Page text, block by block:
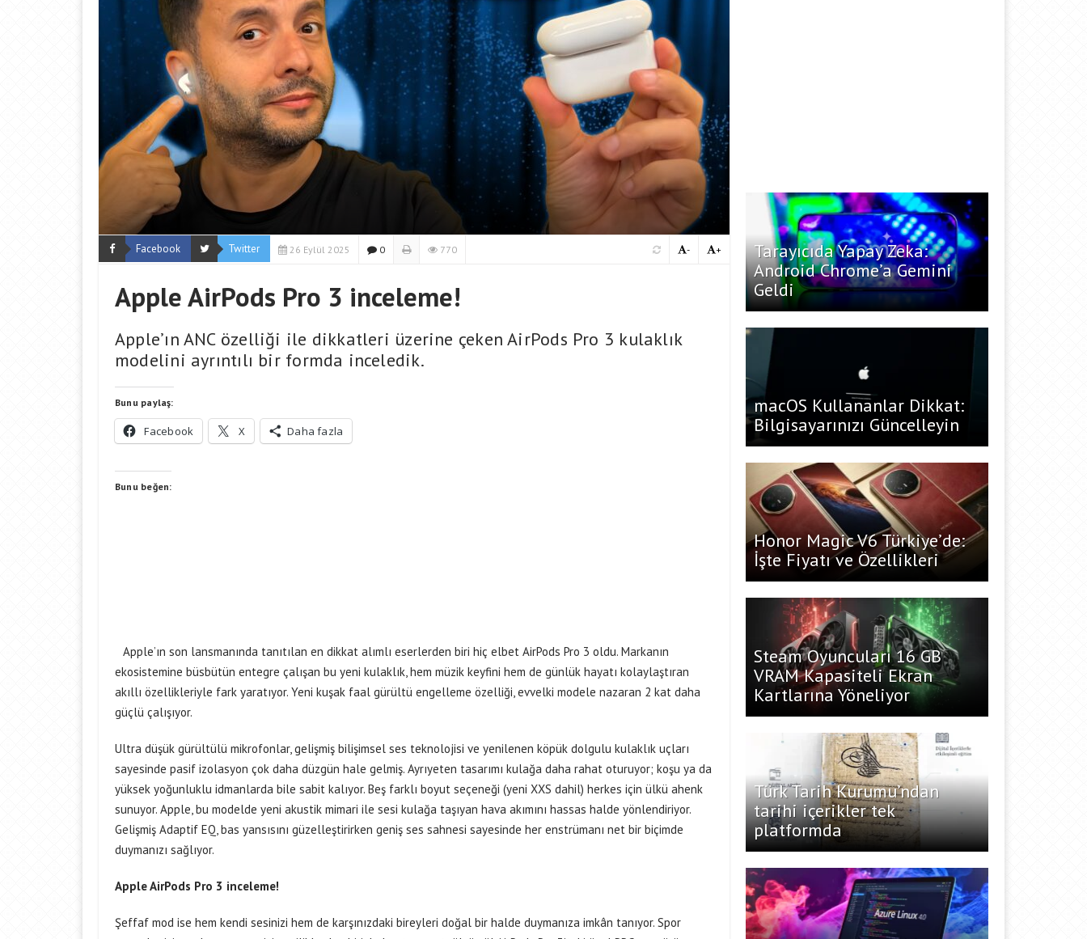
Facebook Twitter 26 Eylül 2025 0 770 +
-
Apple AirPods Pro 3 inceleme!
Apple’ın ANC özelliği ile dikkatleri üzerine çeken AirPods Pro 3 kulaklık
modelini ayrıntılı bir formda inceledik.
Bunu paylaş:
Facebook X Daha fazla
Bunu beğen:
Apple’ın son lansmanında tanıtılan en dikkat alımlı eserlerden biri hiç elbet AirPods Pro 3 oldu. Markanın
ekosistemine büsbütün entegre çalışan bu yeni kulaklık, hem müzik keyfini hem de günlük hayatı kolaylaştıran
akıllı özellikleriyle fark yaratıyor. Yeni kuşak faal gürültü engelleme özelliği, evvelki modele nazaran 2 kat daha
güçlü çalışıyor.
Ultra düşük gürültülü mikrofonlar, gelişmiş bilişimsel ses teknolojisi ve yenilenen köpük dolgulu kulaklık uçları
sayesinde pasif izolasyon çok daha düzgün hale gelmiş. Ayrıyeten tasarımı kulağa daha rahat oturuyor; koşu ya da
yüksek yoğunluklu idmanlarda bile sabit kalıyor. Beş farklı boyut seçeneği (yeni XXS dahil) herkes için ülkü ahenk
sunuyor. Apple, bu modelde yeni akustik mimari ile sesi kulağa taşıyan hava akımını hassas halde yönlendiriyor.
Gelişmiş Adaptif EQ, bas yansısını güzelleştirirken geniş ses sahnesi sayesinde her enstrümanı net bir biçimde
duymanızı sağlıyor.
Apple AirPods Pro 3 inceleme!
Şeffaf mod ise hem kendi sesinizi hem de karşınızdaki bireyleri doğal bir halde duymanıza imkân tanıyor. Spor
Tarayıcıda Yapay Zeka:
Android Chrome’a Gemini
Geldi
macOS Kullananlar Dikkat:
Bilgisayarınızı Güncelleyin
Honor Magic V6 Türkiye’de:
İşte Fiyatı ve Özellikleri
Steam Oyuncuları 16 GB
VRAM Kapasiteli Ekran
Kartlarına Yöneliyor
Türk Tarih Kurumu’ndan
tarihi içerikler tek
platformda